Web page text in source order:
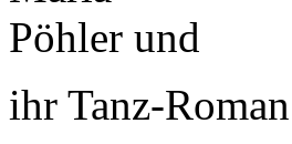
ihr Tanz-